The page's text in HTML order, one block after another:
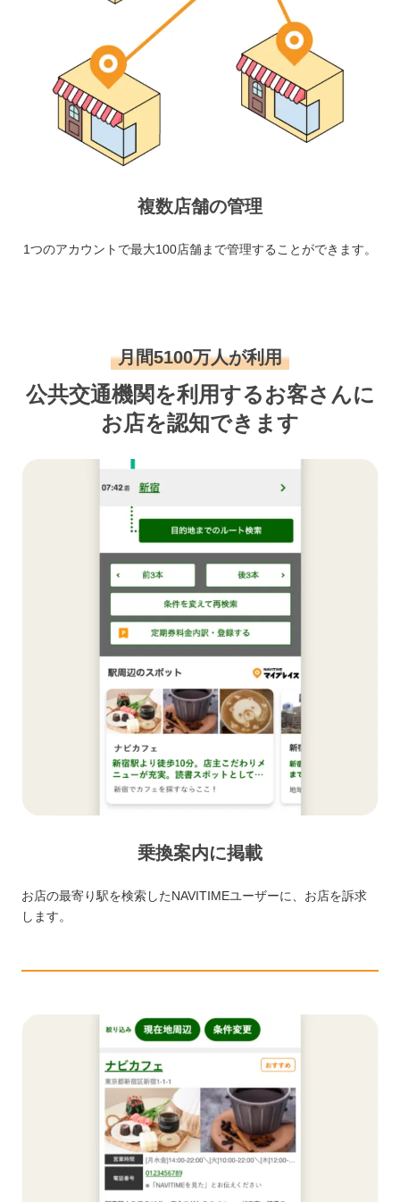
複数店舗の管理
1つのアカウントで最大100店舗まで管理することができます。
月間5100万人が利用
公共交通機関を利用するお客さんに
お店を認知できます
乗換案内に掲載
お店の最寄り駅を検索したNAVITIMEユーザーに、お店を訴求
します。